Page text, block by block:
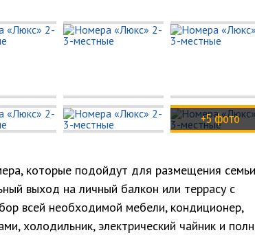
+5 фото
которые подойдут для размещения семьи
выход на личный балкон или террасу с
всей необходимой мебели, кондиционер,
холодильник, электрический чайник и